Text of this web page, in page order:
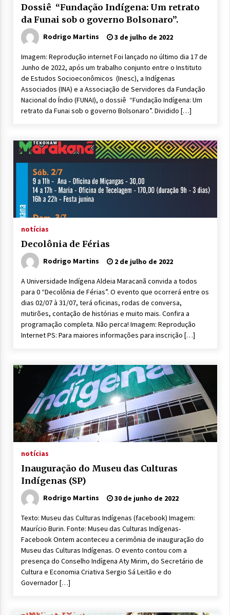
Dossiê “Fundação Indígena: Um retrato
da Funai sob o governo Bolsonaro”.
Rodrigo Martins 3 de julho de 2022
Imagem: Reprodução internet Foi lançado no último dia 17 de
Junho de 2022, após um trabalho conjunto entre o Instituto
de Estudos Socioeconômicos (Inesc), a Indígenas
Associados (INA) e a Associação de Servidores da Fundação
Nacional do Índio (FUNAI), o dossiê “Fundação Indígena: Um
retrato da Funai sob o governo Bolsonaro”. Dividido […]
notícias
Decolônia de Férias
Rodrigo Martins 2 de julho de 2022
A Universidade Indígena Aldeia Maracanã convida a todos
para 0 “Decolônia de Férias”. O evento que ocorrerá entre os
dias 02/07 à 31/07, terá oficinas, rodas de conversa,
mutirões, contação de histórias e muito mais. Confira a
programação completa. Não perca! Imagem: Reprodução
Internet PS: Para maiores informações para inscrição […]
notícias
Inauguração do Museu das Culturas
Indígenas (SP)
Rodrigo Martins 30 de junho de 2022
Texto: Museu das Culturas Indígenas (facebook) Imagem:
Maurício Burin. Fonte: Museu das Culturas Indígenas-
Facebook Ontem aconteceu a cerimônia de inauguração do
Museu das Culturas Indígenas. O evento contou com a
presença do Conselho Indígena Aty Mirim, do Secretário de
Cultura e Economia Criativa Sergio Sá Leitão e do
Governador […]